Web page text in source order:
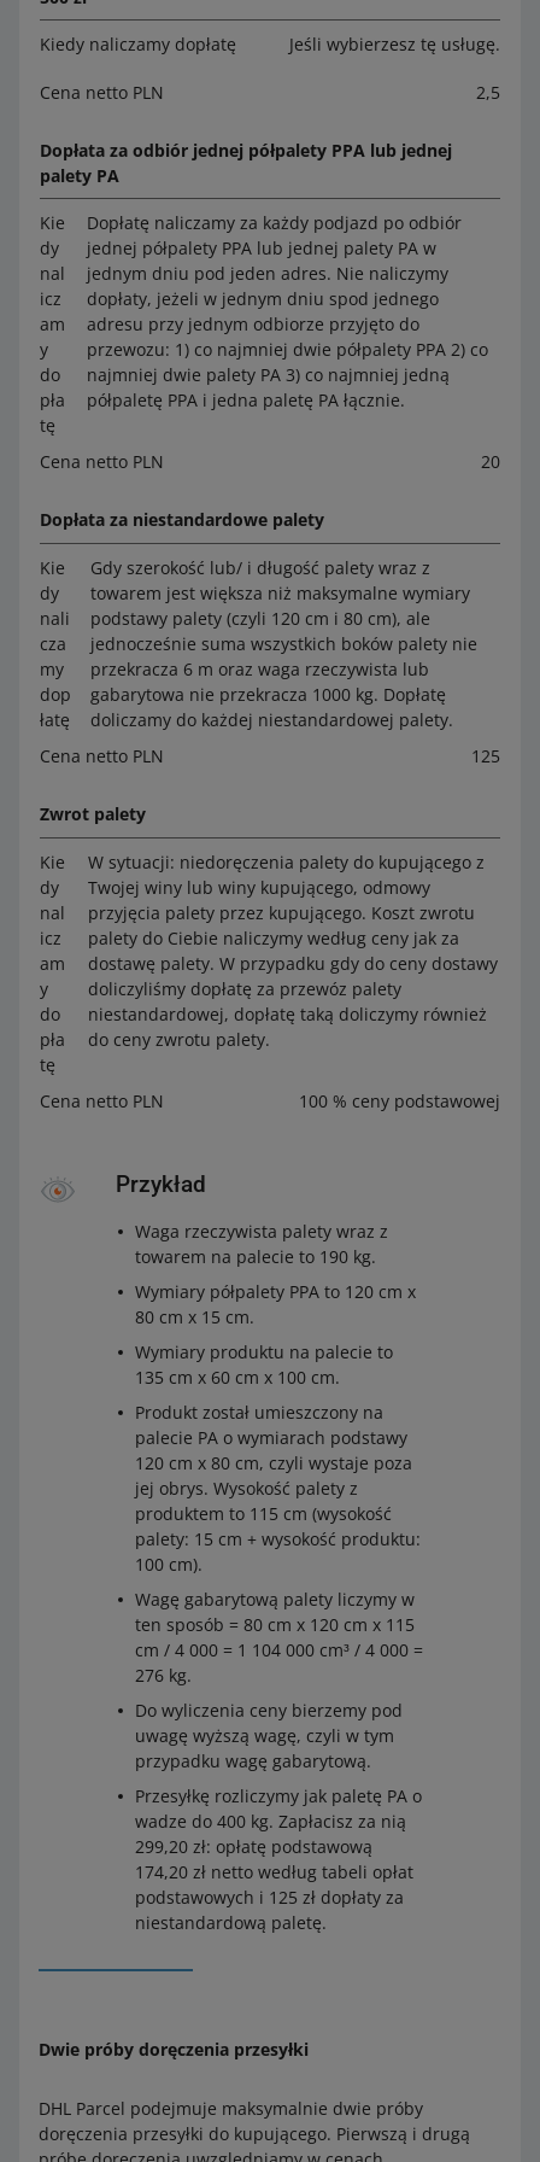
Kiedy naliczamy dopłatę Jeśli wybierzesz tę usługę.
Cena netto PLN 2,5
Dopłata za odbiór jednej półpalety PPA lub jednej
palety PA
Kie
dy
nal
icz
am
y
do
pła
tę
Dopłatę naliczamy za każdy podjazd po odbiór
jednej półpalety PPA lub jednej palety PA w
jednym dniu pod jeden adres. Nie naliczymy
dopłaty, jeżeli w jednym dniu spod jednego
adresu przy jednym odbiorze przyjęto do
przewozu: 1) co najmniej dwie półpalety PPA 2) co
najmniej dwie palety PA 3) co najmniej jedną
półpaletę PPA i jedna paletę PA łącznie.
Cena netto PLN 20
Dopłata za niestandardowe palety
Kie
dy
nali
cza
my
dop
łatę
Gdy szerokość lub/ i długość palety wraz z
towarem jest większa niż maksymalne wymiary
podstawy palety (czyli 120 cm i 80 cm), ale
jednocześnie suma wszystkich boków palety nie
przekracza 6 m oraz waga rzeczywista lub
gabarytowa nie przekracza 1000 kg. Dopłatę
doliczamy do każdej niestandardowej palety.
Cena netto PLN
125
Zwrot palety
Kie
dy
nal
icz
am
y
do
pła
tę
W sytuacji: niedoręczenia palety do kupującego z
Twojej winy lub winy kupującego, odmowy
przyjęcia palety przez kupującego. Koszt zwrotu
palety do Ciebie naliczymy według ceny jak za
dostawę palety. W przypadku gdy do ceny dostawy
doliczyliśmy dopłatę za przewóz palety
niestandardowej, dopłatę taką doliczymy również
do ceny zwrotu palety.
Cena netto PLN 100 % ceny podstawowej
Przykład
Waga rzeczywista palety wraz z
towarem na palecie to 190 kg.
Wymiary półpalety PPA to 120 cm x
80 cm x 15 cm.
Wymiary produktu na palecie to
135 cm x 60 cm x 100 cm.
Produkt został umieszczony na
palecie PA o wymiarach podstawy
120 cm x 80 cm, czyli wystaje poza
jej obrys. Wysokość palety z
produktem to 115 cm (wysokość
palety: 15 cm + wysokość produktu:
100 cm).
Wagę gabarytową palety liczymy w
ten sposób = 80 cm x 120 cm x 115
cm / 4 000 = 1 104 000 cm³ / 4 000 =
276 kg.
Do wyliczenia ceny bierzemy pod
uwagę wyższą wagę, czyli w tym
przypadku wagę gabarytową.
Przesyłkę rozliczymy jak paletę PA o
wadze do 400 kg. Zapłacisz za nią
299,20 zł: opłatę podstawową
174,20 zł netto według tabeli opłat
podstawowych i 125 zł dopłaty za
niestandardową paletę.
Dwie próby doręczenia przesyłki
DHL Parcel podejmuje maksymalnie dwie próby
doręczenia przesyłki do kupującego. Pierwszą i drugą